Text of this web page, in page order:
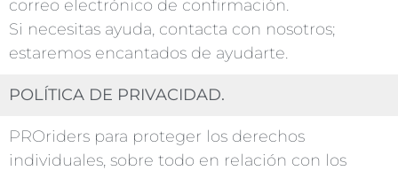
correo electrónico de confirmación.
Si necesitas ayuda, contacta con nosotros;
estaremos encantados de ayudarte.
POLÍTICA DE PRIVACIDAD.
PROriders para proteger los derechos
individuales, sobre todo en relación con los